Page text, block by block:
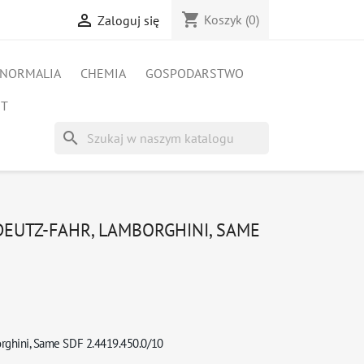
 Zaloguj się shopping_cart Koszyk (0)
NORMALIA CHEMIA
GOSPODARSTWO
search
FAHR, LAMBORGHINI, SAME
Same SDF 2.4419.450.0/10